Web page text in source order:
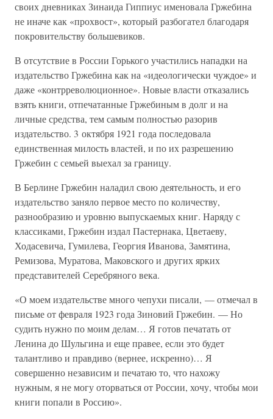
своих дневниках Зинаида Гиппиус именовала Гржебина
не иначе как «прохвост», который разбогател благодаря
покровительству большевиков.
В отсутствие в России Горького участились нападки на
издательство Гржебина как на «идеологически чуждое» и
даже «контрреволюционное». Новые власти отказались
взять книги, отпечатанные Гржебиным в долг и на
личные средства, тем самым полностью разорив
издательство. 3 октября 1921 года последовала
единственная милость властей, и по их разрешению
Гржебин с семьей выехал за границу.
В Берлине Гржебин наладил свою деятельность, и его
издательство заняло первое место по количеству,
разнообразию и уровню выпускаемых книг. Наряду с
классиками, Гржебин издал Пастернака, Цветаеву,
Ходасевича, Гумилева, Георгия Иванова, Замятина,
Ремизова, Муратова, Маковского и других ярких
представителей Серебряного века.
«О моем издательстве много чепухи писали, — отмечал в
письме от февраля 1923 года Зиновий Гржебин. — Но
судить нужно по моим делам… Я готов печатать от
Ленина до Шульгина и еще правее, если это будет
талантливо и правдиво (вернее, искренно)… Я
совершенно независим и печатаю то, что нахожу
нужным, я не могу оторваться от России, хочу, чтобы мои
книги попали в Россию».